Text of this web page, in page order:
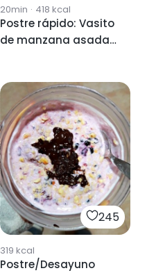
20min · 418 kcal
Postre rápido: Vasito
de manzana asada
245
319 kcal
Postre/Desayuno